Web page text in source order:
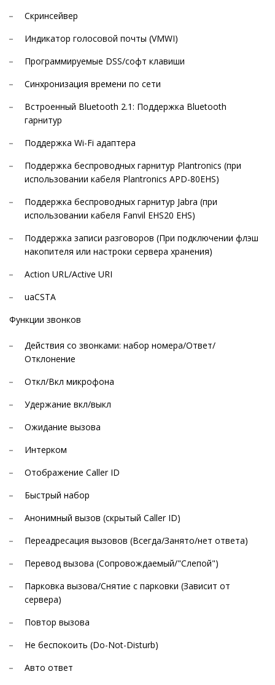
Скринсейвер
Индикатор голосовой почты (VMWI)
Программируемые DSS/софт клавиши
Синхронизация времени по сети
Встроенный Bluetooth 2.1: Поддержка Bluetooth
гарнитур
Поддержка Wi-Fi адаптера
Поддержка беспроводных гарнитур Plantronics (при
использовании кабеля Plantronics APD-80EHS)
Поддержка беспроводных гарнитур Jabra (при
использовании кабеля Fanvil EHS20 EHS)
Поддержка записи разговоров (При подключении флэш
накопителя или настроки сервера хранения)
Action URL/Active URI
uaCSTA
Функции звонков
Действия со звонками: набор номера/Ответ/
Отклонение
Откл/Вкл микрофона
Удержание вкл/выкл
Ожидание вызова
Интерком
Отображение Caller ID
Быстрый набор
Анонимный вызов (скрытый Caller ID)
Переадресация вызовов (Всегда/Занято/нет ответа)
Перевод вызова (Сопровождаемый/"Слепой")
Парковка вызова/Снятие с парковки (Зависит от
сервера)
Повтор вызова
Не беспокоить (Do-Not-Disturb)
Авто ответ